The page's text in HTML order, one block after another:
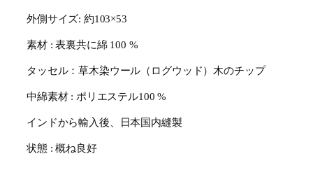
外側サイズ: 約103×53
素材 : 表裏共に綿 100 %
タッセル：草木染ウール（ログウッド）木のチップ
中綿素材 : ポリエステル100 %
インドから輸入後、日本国内縫製
状態 : 概ね良好